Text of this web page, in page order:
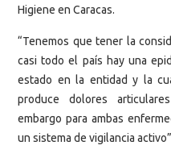
Higiene en Caracas.
“Tenemos que tener la
casi todo el país hay una
estado en la entidad y la
produce dolores
embargo para ambas
un sistema de vigilancia